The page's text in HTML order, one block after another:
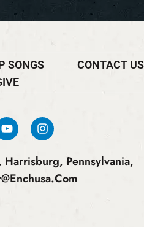
SONGS
CONTACT US
Pennsylvania,